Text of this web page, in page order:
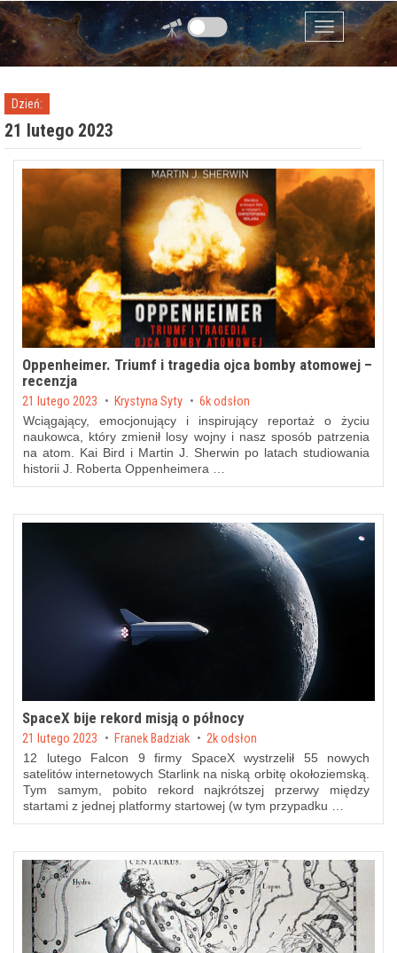
Przejdź do zawartości
Menu
Dzień:
21 lutego 2023
Oppenheimer. Triumf i tragedia ojca bomby atomowej –
recenzja
Posted on
21 lutego 2023 byKrystyna Syty 6k odsłon
Wciągający, emocjonujący i inspirujący reportaż o życiu
naukowca, który zmienił losy wojny i nasz sposób patrzenia
na atom. Kai Bird i Martin J. Sherwin po latach studiowania
historii J. Roberta Oppenheimera …
SpaceX bije rekord misją o północy
Posted on
21 lutego 2023 by Franek Badziak 2k odsłon
12 lutego Falcon 9 firmy SpaceX wystrzelił 55 nowych
satelitów internetowych Starlink na niską orbitę okołoziemską.
Tym samym, pobito rekord najkrótszej przerwy między
startami z jednej platformy startowej (w tym przypadku …